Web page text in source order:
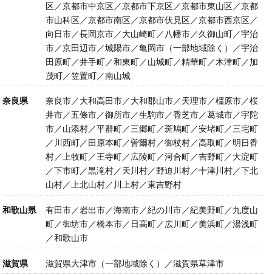
区／京都市中京区／京都市下京区／京都市東山区／京都
市山科区／京都市南区／京都市伏見区／京都市西京区／
向日市／長岡京市／大山崎町／八幡市／久御山町／宇治
市／京田辺市／城陽市／亀岡市（一部地域除く）／宇治
田原町／井手町／和東町／山城町／精華町／木津町／加
茂町／笠置町／南山城
奈良県
奈良市／大和高田市／大和郡山市／天理市／橿原市／桜
井市／五條市／御所市／生駒市／香芝市／葛城市／宇陀
市／山添村／平群町／三郷町／斑鳩町／安堵町／三宅町
／川西町／田原本町／曽爾村／御杖村／高取町／明日香
村／上牧町／王寺町／広陵町／河合町／吉野町／大淀町
／下市町／黒滝村／天川村／野迫川村／十津川村／下北
山村／上北山村／川上村／東吉野村
和歌山県
有田市／岩出市／海南市／紀の川市／紀美野町／九度山
町／御坊市／橋本市／日高町／広川町／美浜町／湯浅町
／和歌山市
滋賀県 滋賀県大津市（一部地域除く）／滋賀県草津市